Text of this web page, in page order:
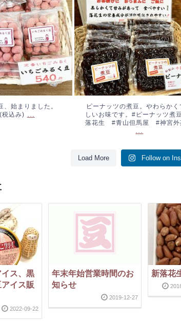
、始まりました。
込み)
ツ煮豆 #落花生 #青山
屋 #神宮外苑...
ピーナッツの煮豆。やわらかく
しいお味です。#ピーナッツ
落花生 #青山但馬屋 #神宮
Load More Follow on
イス、黒
イス販
2022-09-22
年末年始営業時間のお
知らせ
2019-12-27
新落花